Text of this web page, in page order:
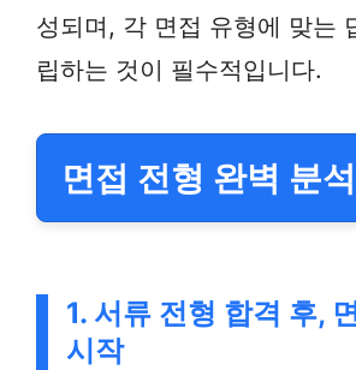
성되며, 각 면접 유형에 맞는
립하는 것이 필수적입니다.
면접 전형 완벽 분석
1. 서류 전형 합격 후,
시작